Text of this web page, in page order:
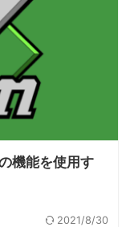
機能を使用す
2021/8/30